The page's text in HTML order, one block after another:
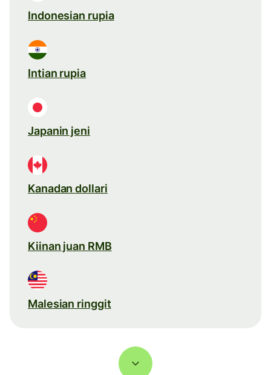
Indonesian rupia
Intian rupia
Japanin jeni
Kanadan dollari
Kiinan juan RMB
Malesian ringgit